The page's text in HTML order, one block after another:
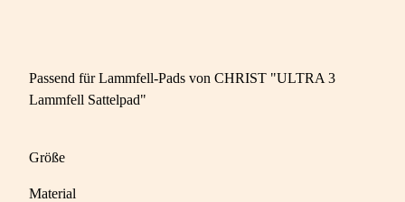
Passend für Lammfell-Pads von CHRIST "ULTRA 3
Lammfell Sattelpad"
Größe
Material